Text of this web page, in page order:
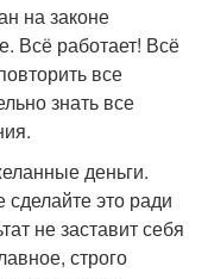
на законе
Всё работает! Всё
все
знать все
деньги.
это ради
не заставит себя
строго